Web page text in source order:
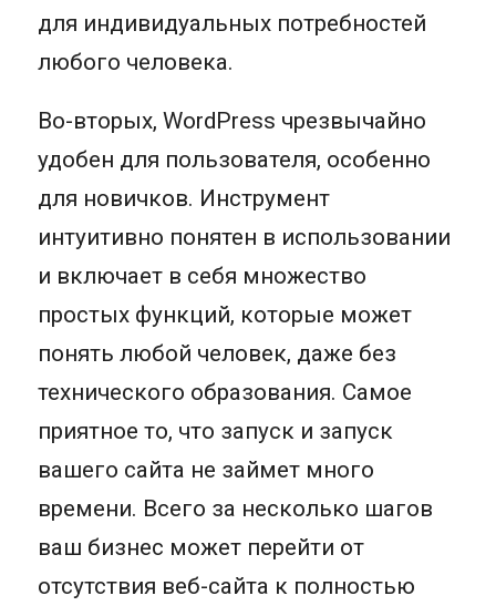
для индивидуальных потребностей
любого человека.
Во-вторых, WordPress чрезвычайно
удобен для пользователя, особенно
для новичков. Инструмент
интуитивно понятен в использовании
и включает в себя множество
простых функций, которые может
понять любой человек, даже без
технического образования. Самое
приятное то, что запуск и запуск
вашего сайта не займет много
времени. Всего за несколько шагов
ваш бизнес может перейти от
отсутствия веб-сайта к полностью